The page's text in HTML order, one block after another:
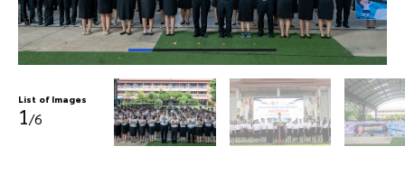
List of Images
1/6